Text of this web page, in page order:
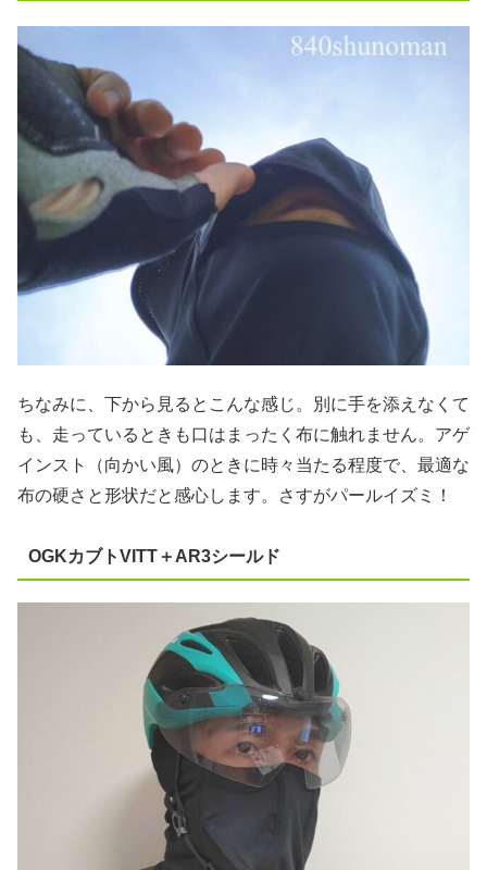
ちなみに、下から見るとこんな感じ。別に手を添えなくて
も、走っているときも口はまったく布に触れません。アゲ
インスト（向かい風）のときに時々当たる程度で、最適な
布の硬さと形状だと感心します。さすがパールイズミ！
OGKカブトVITT＋AR3シールド